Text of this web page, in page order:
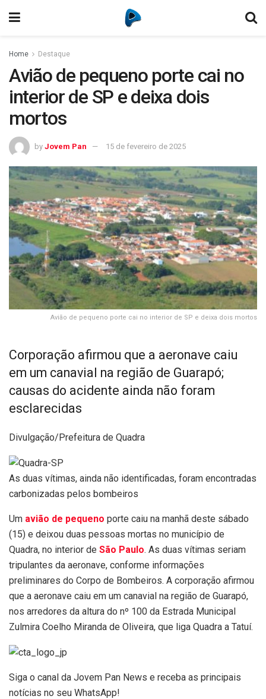
Home Destaque
Avião de pequeno porte cai no
interior de SP e deixa dois
mortos
by Jovem Pan 15 de fevereiro de 2025
Avião de pequeno porte cai no interior de SP e deixa dois mortos
Corporação afirmou que a aeronave caiu
em um canavial na região de Guarapó;
causas do acidente ainda não foram
esclarecidas
Divulgação/Prefeitura de Quadra
As duas vítimas, ainda não identificadas, foram encontradas
carbonizadas pelos bombeiros
Um avião de pequeno porte caiu na manhã deste sábado
(15) e deixou duas pessoas mortas no município de
Quadra, no interior de São Paulo. As duas vítimas seriam
tripulantes da aeronave, conforme informações
preliminares do Corpo de Bombeiros. A corporação afirmou
que a aeronave caiu em um canavial na região de Guarapó,
nos arredores da altura do nº 100 da Estrada Municipal
Zulmira Coelho Miranda de Oliveira, que liga Quadra a Tatuí.
Siga o canal da Jovem Pan News e receba as principais
notícias no seu WhatsApp!